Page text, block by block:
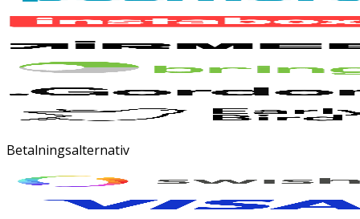
Betalningsalternativ